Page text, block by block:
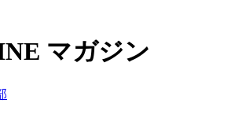
マガジン